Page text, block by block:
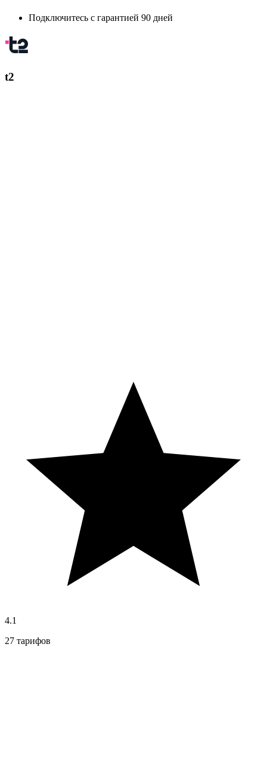
Подключитесь с гарантией 90 дней
t2
4.1
27 тарифов